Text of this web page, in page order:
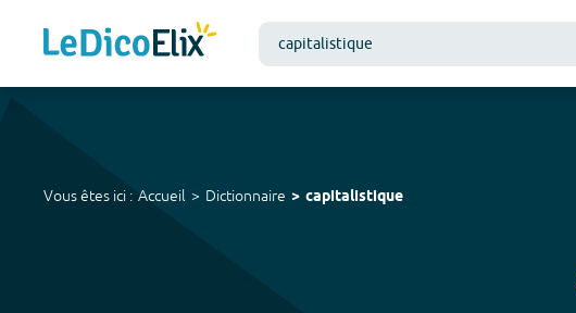
Vous êtes ici : Accueil Dictionnaire capitalistique